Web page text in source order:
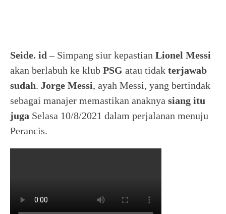
Seide. id – Simpang siur kepastian Lionel Messi
akan berlabuh ke klub PSG atau tidak terjawab
sudah. Jorge Messi, ayah Messi, yang bertindak
sebagai manajer memastikan anaknya siang itu
juga Selasa 10/8/2021 dalam perjalanan menuju
Perancis.